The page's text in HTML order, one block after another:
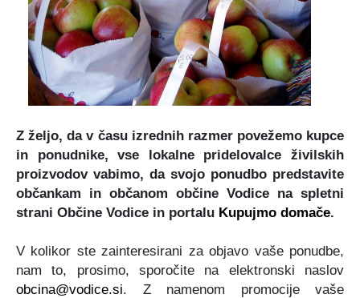
Z željo, da v času izrednih razmer povežemo kupce
in ponudnike, vse lokalne pridelovalce živilskih
proizvodov vabimo, da svojo ponudbo predstavite
občankam in občanom občine Vodice na spletni
strani Občine Vodice in portalu Kupujmo domače.
V kolikor ste zainteresirani za objavo vaše ponudbe,
nam to, prosimo, sporočite na elektronski naslov
obcina@vodice.si. Z namenom promocije vaše
Certifikati in priznanja
Turistična ponudba
Zbornik Občine Vodice
Lokalne volitve 2022
Participativni proračun
Predlogi predpisov v javni obravnavi
Javno podjetje Komunala Vodice, d.o.o.
Začasni zbirni center
e-Tržnica lokalnih ponudnikov hrane
RRA LUR (LAS Za mesto in vas)
Mediji o občini Vodice
Štab Civilne zaščite Občine Vodice
Medobčinski inšpektorat in redarstvo
Organigram občine